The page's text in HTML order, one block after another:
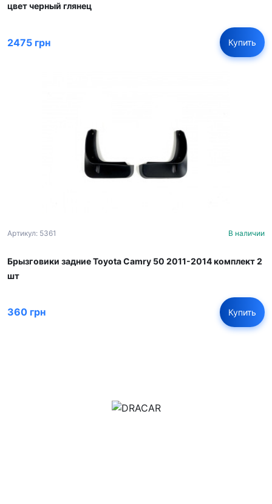
цвет черный глянец
2475 грн Купить
Артикул: 5361 В наличии
Брызговики задние Toyota Camry 50 2011-2014 комплект 2
шт
360 грн Купить